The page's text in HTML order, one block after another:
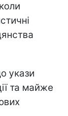
укази
та майже